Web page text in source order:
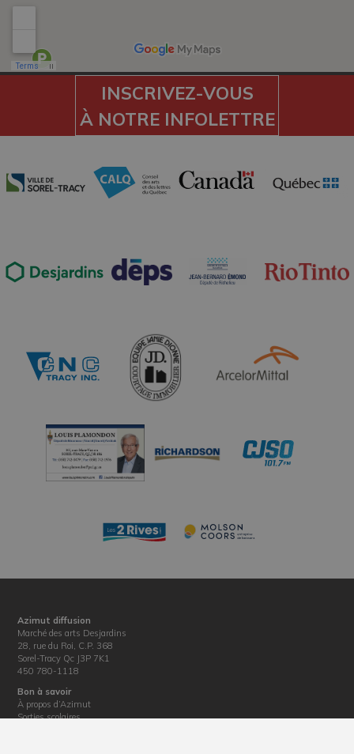
INSCRIVEZ-VOUS
À NOTRE INFOLETTRE
Azimut diffusion
Marché des arts Desjardins
28, rue du Roi, C.P. 368
Sorel-Tracy Qc J3P 7K1
450 780-1118
Bon à savoir
À propos d’Azimut
Sorties scolaires